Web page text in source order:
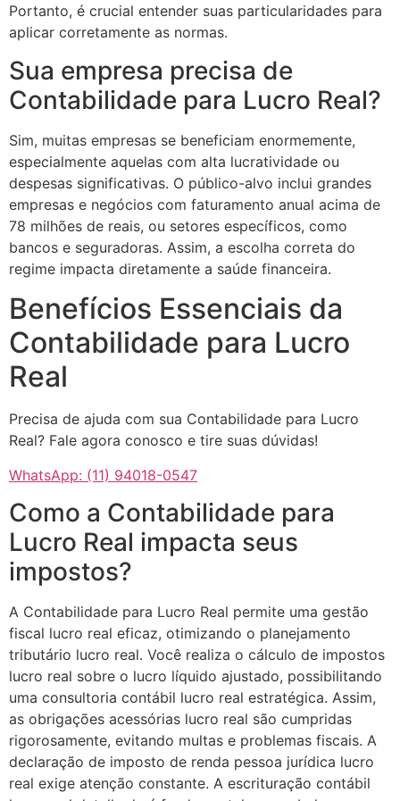
Portanto, é crucial entender suas particularidades para
aplicar corretamente as normas.
Sua empresa precisa de
Contabilidade para Lucro Real?
Sim, muitas empresas se beneficiam enormemente,
especialmente aquelas com alta lucratividade ou
despesas significativas. O público-alvo inclui grandes
empresas e negócios com faturamento anual acima de
78 milhões de reais, ou setores específicos, como
bancos e seguradoras. Assim, a escolha correta do
regime impacta diretamente a saúde financeira.
Benefícios Essenciais da
Contabilidade para Lucro
Real
Precisa de ajuda com sua Contabilidade para Lucro
Real? Fale agora conosco e tire suas dúvidas!
WhatsApp: (11) 94018-0547
Como a Contabilidade para
Lucro Real impacta seus
impostos?
A Contabilidade para Lucro Real permite uma gestão
fiscal lucro real eficaz, otimizando o planejamento
tributário lucro real. Você realiza o cálculo de impostos
lucro real sobre o lucro líquido ajustado, possibilitando
uma consultoria contábil lucro real estratégica. Assim,
as obrigações acessórias lucro real são cumpridas
rigorosamente, evitando multas e problemas fiscais. A
declaração de imposto de renda pessoa jurídica lucro
real exige atenção constante. A escrituração contábil